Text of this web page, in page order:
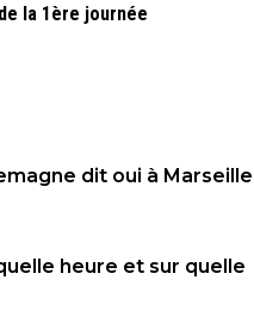
la 1ère journée
dit oui à Marseille
heure et sur quelle